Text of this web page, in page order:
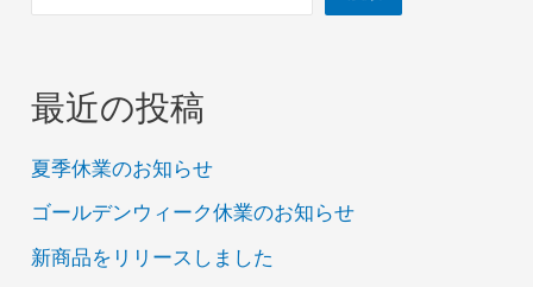
最近の投稿
夏季休業のお知らせ
ゴールデンウィーク休業のお知らせ
新商品をリリースしました